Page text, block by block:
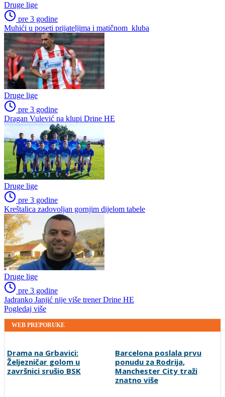
Druge lige
pre 3 godine
Muhići u poseti prijateljima i matičnom kluba
Druge lige
pre 3 godine
Dragan Vulević na klupi Drine HE
Druge lige
pre 3 godine
Kreštalica zadovoljan gornjim dijelom tabele
Druge lige
pre 3 godine
Jadranko Janjić nije više trener Drine HE
Pogledaj više
WEB PREPORUKE
Drama na Grbavici:
Željezničar golom u
završnici srušio BSK
Barcelona poslala prvu
ponudu za Rodrija,
Manchester City traži
znatno više